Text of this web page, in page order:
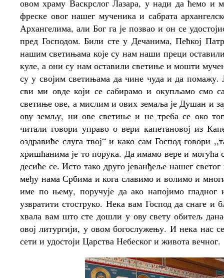
овом храму Васкрслог Лазара, у нади да ћемо и
фреске овог нашег мученика и сабрата
Архангелима, али Бог га је позвао и он се
пред Господом. Били сте у Дечанима, Пећкој
нашим светињама које су нам наши преци
куле, а они су нам оставили светиње и мошти
су у својим светињама да чине чуда и да
сви ми овде који се сабирамо и окупљамо смо
светиње ове, а мислим и ових земаља је Душан и
ову земљу, ни ове светиње и не треба се око
читали говори управо о вери капетановој из
оздравиће слуга твој“ и како сам Господ
хришћанима је то порука. Да имамо вере и могућа
десиће се. Исто тако друго јеванђеље нашег
међу нама Србима и кога славимо и волимо и
име по њему, поручује да ако напојимо
узвратити стоструко. Нека вам Господ да снаге и
хвала вам што сте дошли у ову свету обитељ
овој литургији, у овом богослужењу. И нека нас
сети и удостоји Царства Небеског и живота вечног.